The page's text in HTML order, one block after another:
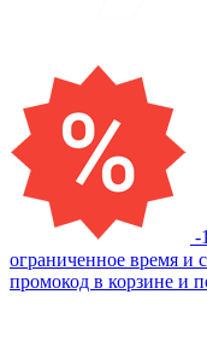
-
ограниченное время и
промокод в корзине и